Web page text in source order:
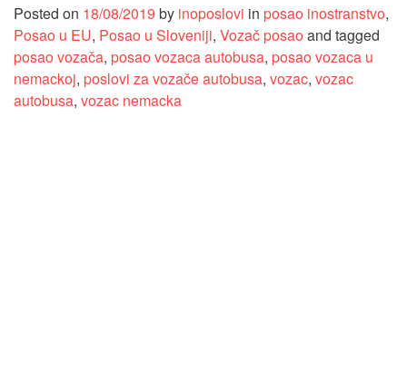
Posted on 18/08/2019 by inoposlovi in posao inostranstvo,
Posao u EU, Posao u Sloveniji, Vozač posao and tagged
posao vozača, posao vozaca autobusa, posao vozaca u
nemackoj, poslovi za vozače autobusa, vozac, vozac
autobusa, vozac nemacka